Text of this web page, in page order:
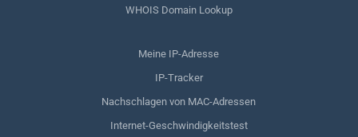
WHOIS Domain Lookup
Meine IP-Adresse
IP-Tracker
Nachschlagen von MAC-Adressen
Internet-Geschwindigkeitstest